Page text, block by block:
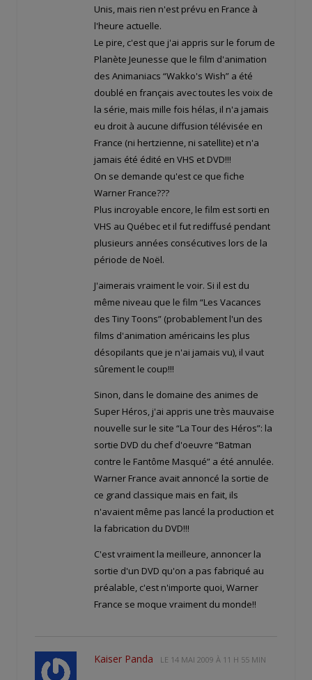
Unis, mais rien n'est prévu en France à
l'heure actuelle.
Le pire, c'est que j'ai appris sur le forum de
Planète Jeunesse que le film d'animation
des Animaniacs “Wakko's Wish” a été
doublé en français avec toutes les voix de
la série, mais mille fois hélas, il n'a jamais
eu droit à aucune diffusion télévisée en
France (ni hertzienne, ni satellite) et n'a
jamais été édité en VHS et DVD!!!
On se demande qu'est ce que fiche
Warner France???
Plus incroyable encore, le film est sorti en
VHS au Québec et il fut rediffusé pendant
plusieurs années consécutives lors de la
période de Noël.
J'aimerais vraiment le voir. Si il est du
même niveau que le film “Les Vacances
des Tiny Toons” (probablement l'un des
films d'animation américains les plus
désopilants que je n'ai jamais vu), il vaut
sûrement le coup!!!
Sinon, dans le domaine des animes de
Super Héros, j'ai appris une très mauvaise
nouvelle sur le site “La Tour des Héros”: la
sortie DVD du chef d'oeuvre “Batman
contre le Fantôme Masqué” a été annulée.
Warner France avait annoncé la sortie de
ce grand classique mais en fait, ils
n'avaient même pas lancé la production et
la fabrication du DVD!!!
C'est vraiment la meilleure, annoncer la
sortie d'un DVD qu'on a pas fabriqué au
préalable, c'est n'importe quoi, Warner
France se moque vraiment du monde!!
Kaiser Panda LE 14 MAI 2009 À 11 H 55 MIN